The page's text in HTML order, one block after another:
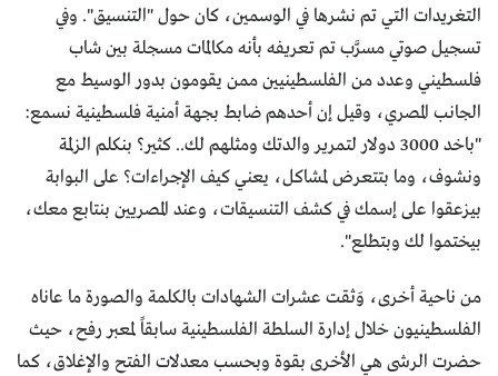
التغريدات التي تم نشرها في الوسمين، كان حول "التنسيق". وفي
تسجيل صوتي مسرَّب تم تعريفه بأنه مكالمات مسجلة بين شاب
فلسطيني وعدد من الفلسطينيين ممن يقومون بدور الوسيط مع
الجانب المصري، وقيل إن أحدهم ضابط بجهة أمنية فلسطينية نسمع:
"باخد 3000 دولار لتمرير والدتك ومثلهم لك.. كثير؟ بنكلم الزلمة
ونشوف، وما بتتعرض لمشاكل، يعني كيف الإجراءات؟ على البوابة
بيزعقوا على إسمك في كشف التنسيقات، وعند المصريين بنتابع معك،
بيختموا لك وبتطلع".
من ناحية أخرى، وَثقت عشرات الشهادات بالكلمة والصورة ما عاناه
الفلسطينيون خلال إدارة السلطة الفلسطينية سابقاً لمعبر رفح، حيث
حضرت الرشى هي الأخرى بقوة وبحسب معدلات الفتح والإغلاق، كما